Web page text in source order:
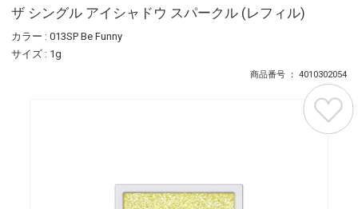
ザ シングル アイシャドウ スパークル (レフィル)
カラー : 013SP Be Funny
サイズ : 1g
商品番号 ： 4010302054